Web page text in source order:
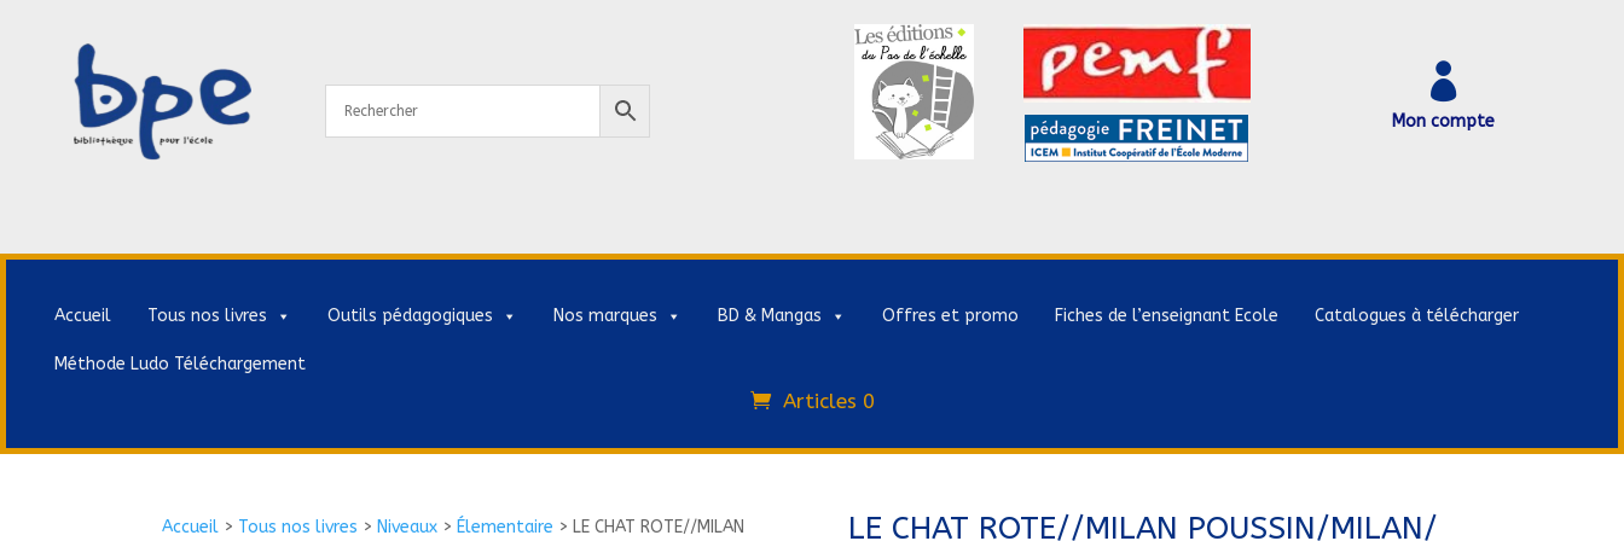

Mon compte
Accueil Tous nos livres Outils pédagogiques Nos marques BD & Mangas Offres et promo Fiches de l’enseignant Ecole Catalogues à télécharger
Méthode Ludo Téléchargement
Articles 0
Accueil > Tous nos livres > Niveaux > Élementaire > LE CHAT ROTE//MILAN
LE CHAT ROTE//MILAN POUSSIN/MILAN/